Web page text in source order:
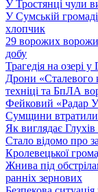
У Тростянці чули
У Сумській
хлопчик
29 ворожих
добу
Трагедія на озері
Дрони «Сталевого
техніці та БпЛА
Фейковий «Радар
Сумщини втратили
Як виглядає Глухів
Стало відомо про
Кролевецької
Жнива під
ранніх зернових